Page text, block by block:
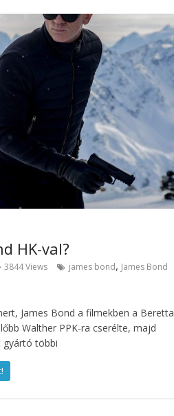
HK-val?
3844 Views james bond, James Bond
James Bond a filmekben a Beretta
Walther PPK-ra cserélte, majd
gyártó többi